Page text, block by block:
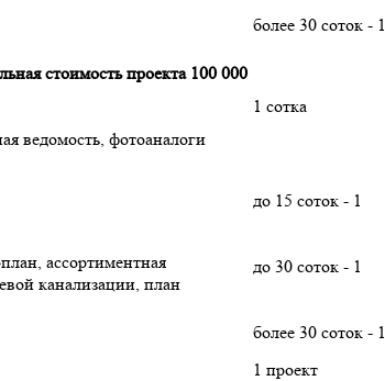
более 30 соток - 1
стоимость проекта 100 000
ведомость, фотоаналоги
1 сотка
ассортиментная
канализации, план
до 15 соток - 1
до 30 соток - 1
более 30 соток - 1
1 проект